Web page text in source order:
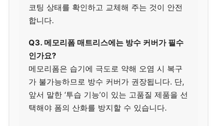
코팅 상태를 확인하고 교체해 주는 것이 안전
합니다.
Q3. 메모리폼 매트리스에는 방수 커버가 필수
인가요?
메모리폼은 습기에 극도로 약해 오염 시 복구
가 불가능하므로 방수 커버가 권장됩니다. 단,
앞서 말한 ‘투습 기능’이 있는 고품질 제품을 선
택해야 폼의 산화를 방지할 수 있습니다.